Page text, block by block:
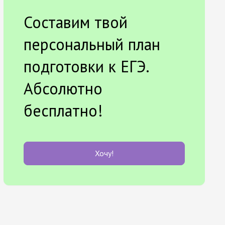
Составим твой
персональный план
подготовки к ЕГЭ.
Абсолютно
бесплатно!
Хочу!